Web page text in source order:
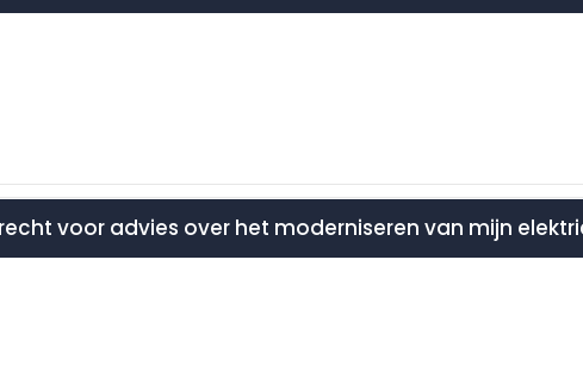
voor advies over het moderniseren van mijn